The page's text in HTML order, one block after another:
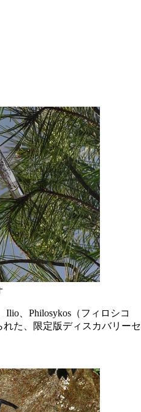
Ilio、Philosykos（フィロシコ
た、限定版ディスカバリーセ